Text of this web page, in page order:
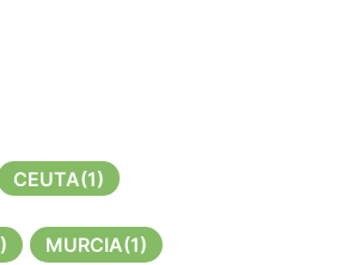
CEUTA(1)
MURCIA(1)